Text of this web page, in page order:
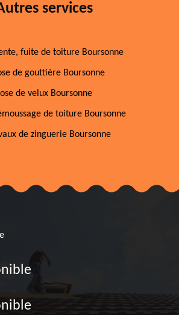
services
fuite de toiture Boursonne
de gouttière Boursonne
de velux Boursonne
de toiture Boursonne
de zinguerie Boursonne